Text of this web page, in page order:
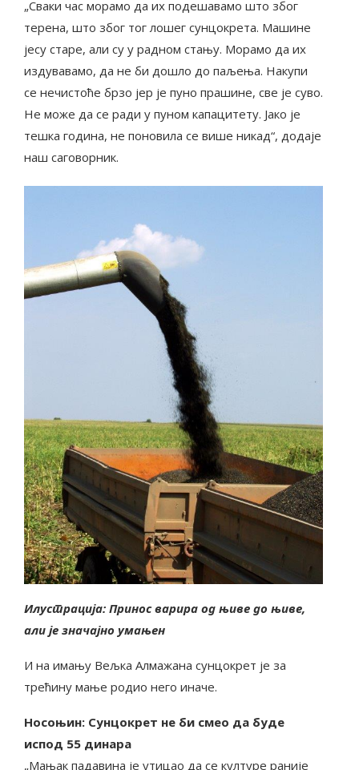
„Сваки час морамо да их подешавамо што због
терена, што због тог лошег сунцокрета. Машине
јесу старе, али су у радном стању. Морамо да их
издувавамо, да не би дошло до паљења. Накупи
се нечистоће брзо јер је пуно прашине, све је суво.
Не може да се ради у пуном капацитету. Јако је
тешка година, не поновила се више никад“, додаје
наш саговорник.
Илустрација: Принос варира од њиве до њиве,
али је значајно умањен
И на имању Вељка Алмажана сунцокрет је за
трећину мање родио него иначе.
Носоњин: Сунцокрет не би смео да буде
испод 55 динара
„Мањак падавина је утицао да се културе раније